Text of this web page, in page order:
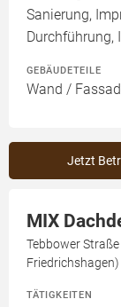
Sanierung,
Durchführung,
GEBÄUDETEILE
Wand /
Jetzt
MIX
Tebbower
Friedrichshagen)
TÄTIGKEITEN